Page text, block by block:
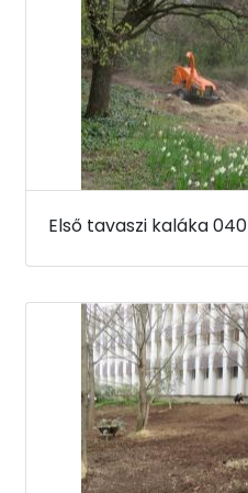
Első tavaszi kaláka 040